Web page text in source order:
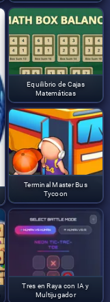
Equilibrio de Cajas
Matemáticas
Terminal Master Bus
Tycoon
Tres en Raya con IA y
Multijugador